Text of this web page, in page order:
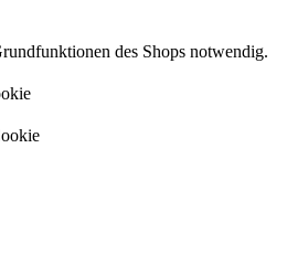
des Shops notwendig.